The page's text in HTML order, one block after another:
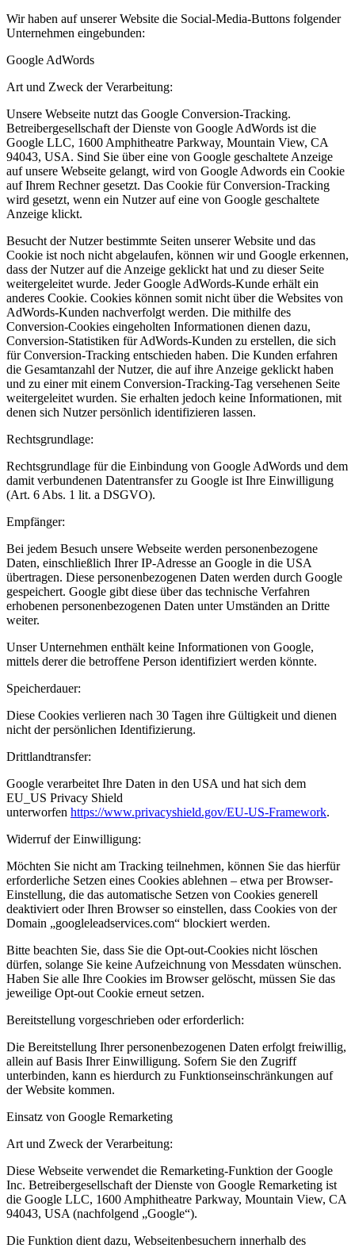
Wir haben auf unserer Website die Social-Media-Buttons folgender
Unternehmen eingebunden:
Google AdWords
Art und Zweck der Verarbeitung:
Unsere Webseite nutzt das Google Conversion-Tracking.
Betreibergesellschaft der Dienste von Google AdWords ist die
Google LLC, 1600 Amphitheatre Parkway, Mountain View, CA
94043, USA. Sind Sie über eine von Google geschaltete Anzeige
auf unsere Webseite gelangt, wird von Google Adwords ein Cookie
auf Ihrem Rechner gesetzt. Das Cookie für Conversion-Tracking
wird gesetzt, wenn ein Nutzer auf eine von Google geschaltete
Anzeige klickt.
Besucht der Nutzer bestimmte Seiten unserer Website und das
Cookie ist noch nicht abgelaufen, können wir und Google erkennen,
dass der Nutzer auf die Anzeige geklickt hat und zu dieser Seite
weitergeleitet wurde. Jeder Google AdWords-Kunde erhält ein
anderes Cookie. Cookies können somit nicht über die Websites von
AdWords-Kunden nachverfolgt werden. Die mithilfe des
Conversion-Cookies eingeholten Informationen dienen dazu,
Conversion-Statistiken für AdWords-Kunden zu erstellen, die sich
für Conversion-Tracking entschieden haben. Die Kunden erfahren
die Gesamtanzahl der Nutzer, die auf ihre Anzeige geklickt haben
und zu einer mit einem Conversion-Tracking-Tag versehenen Seite
weitergeleitet wurden. Sie erhalten jedoch keine Informationen, mit
denen sich Nutzer persönlich identifizieren lassen.
Rechtsgrundlage:
Rechtsgrundlage für die Einbindung von Google AdWords und dem
damit verbundenen Datentransfer zu Google ist Ihre Einwilligung
(Art. 6 Abs. 1 lit. a DSGVO).
Empfänger:
Bei jedem Besuch unsere Webseite werden personenbezogene
Daten, einschließlich Ihrer IP-Adresse an Google in die USA
übertragen. Diese personenbezogenen Daten werden durch Google
gespeichert. Google gibt diese über das technische Verfahren
erhobenen personenbezogenen Daten unter Umständen an Dritte
weiter.
Unser Unternehmen enthält keine Informationen von Google,
mittels derer die betroffene Person identifiziert werden könnte.
Speicherdauer:
Diese Cookies verlieren nach 30 Tagen ihre Gültigkeit und dienen
nicht der persönlichen Identifizierung.
Drittlandtransfer:
Google verarbeitet Ihre Daten in den USA und hat sich dem
EU_US Privacy Shield
unterworfen https://www.privacyshield.gov/EU-US-Framework.
Widerruf der Einwilligung:
Möchten Sie nicht am Tracking teilnehmen, können Sie das hierfür
erforderliche Setzen eines Cookies ablehnen – etwa per Browser-
Einstellung, die das automatische Setzen von Cookies generell
deaktiviert oder Ihren Browser so einstellen, dass Cookies von der
Domain „googleleadservices.com“ blockiert werden.
Bitte beachten Sie, dass Sie die Opt-out-Cookies nicht löschen
dürfen, solange Sie keine Aufzeichnung von Messdaten wünschen.
Haben Sie alle Ihre Cookies im Browser gelöscht, müssen Sie das
jeweilige Opt-out Cookie erneut setzen.
Bereitstellung vorgeschrieben oder erforderlich:
Die Bereitstellung Ihrer personenbezogenen Daten erfolgt freiwillig,
allein auf Basis Ihrer Einwilligung. Sofern Sie den Zugriff
unterbinden, kann es hierdurch zu Funktionseinschränkungen auf
der Website kommen.
Einsatz von Google Remarketing
Art und Zweck der Verarbeitung:
Diese Webseite verwendet die Remarketing-Funktion der Google
Inc. Betreibergesellschaft der Dienste von Google Remarketing ist
die Google LLC, 1600 Amphitheatre Parkway, Mountain View, CA
94043, USA (nachfolgend „Google“).
Die Funktion dient dazu, Webseitenbesuchern innerhalb des